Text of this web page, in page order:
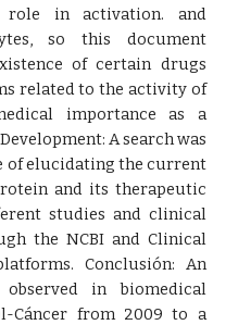
role in activation. and
so this document
of certain drugs
related to the activity of
importance as a
A search was
of elucidating the current
and its therapeutic
studies and clinical
the NCBI and Clinical
Conclusión: An
in biomedical
Cáncer from 2009 to a